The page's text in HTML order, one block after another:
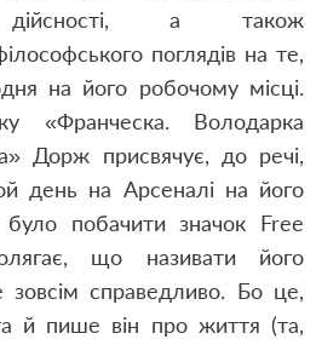
дійсності, а також
поглядів на те,
на його робочому місці.
«Франческа. Володарка
Дорж присвячує, до речі,
день на Арсеналі на його
побачити значок Free
що називати його
справедливо. Бо це,
й пише він про життя (та,